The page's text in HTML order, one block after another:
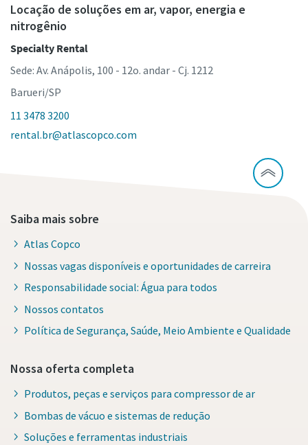
Locação de soluções em ar, vapor, energia e
nitrogênio
Specialty Rental
Sede: Av. Anápolis, 100 - 12o. andar - Cj. 1212
Barueri/SP
11 3478 3200
rental.br@atlascopco.com
Saiba mais sobre
Atlas Copco
Nossas vagas disponíveis e oportunidades de carreira
Responsabilidade social: Água para todos
Nossos contatos
Política de Segurança, Saúde, Meio Ambiente e Qualidade
Nossa oferta completa
Produtos, peças e serviços para compressor de ar
Bombas de vácuo e sistemas de redução
Soluções e ferramentas industriais